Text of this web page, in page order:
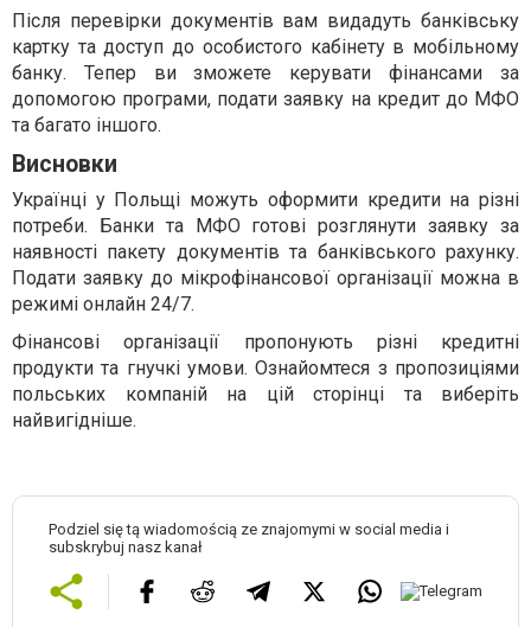
Після перевірки документів вам видадуть банківську
картку та доступ до особистого кабінету в мобільному
банку. Тепер ви зможете керувати фінансами за
допомогою програми, подати заявку на кредит до МФО
та багато іншого.
Висновки
Українці у Польщі можуть оформити кредити на різні
потреби. Банки та МФО готові розглянути заявку за
наявності пакету документів та банківського рахунку.
Подати заявку до мікрофінансової організації можна в
режимі онлайн 24/7.
Фінансові організації пропонують різні кредитні
продукти та гнучкі умови. Ознайомтеся з пропозиціями
польських компаній на цій сторінці та виберіть
найвигідніше.
Podziel się tą wiadomością ze znajomymi w social media i
subskrybuj nasz kanał